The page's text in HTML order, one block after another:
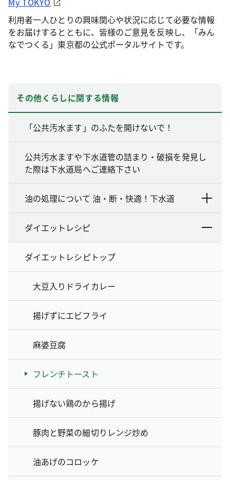
利用者一人ひとりの興味関心や状況に応じて必要な情報
をお届けするとともに、皆様のご意見を反映し、「みん
なでつくる」東京都の公式ポータルサイトです。
その他くらしに関する情報
「公共汚水ます」のふたを開けないで！
公共汚水ますや下水道管の詰まり・破損を発見し
た際は下水道局へご連絡下さい
油の処理について 油・断・快適！下水道
ダイエットレシピ
ダイエットレシピトップ
大豆入りドライカレー
揚げずにエビフライ
麻婆豆腐
フレンチトースト
揚げない鶏のから揚げ
豚肉と野菜の細切りレンジ炒め
油あげのコロッケ